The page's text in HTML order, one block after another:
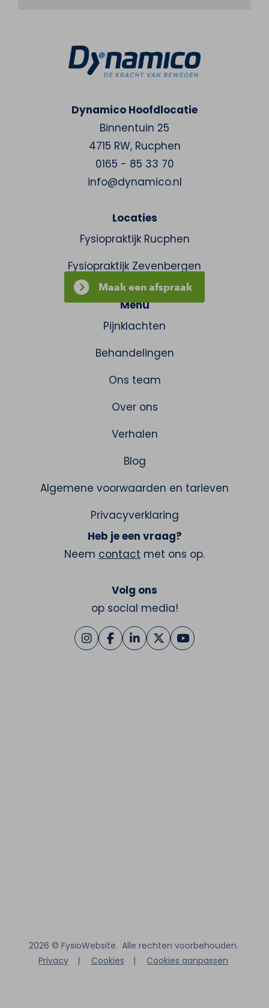
Dynamico Hoofdlocatie
Binnentuin 25
4715 RW, Rucphen
0165 - 85 33 70
info@dynamico.nl
Locaties
Fysiopraktijk Rucphen
Fysiopraktijk Zevenbergen
Maak een afspraak
Menu
Pijnklachten
Behandelingen
Ons team
Over ons
Verhalen
Blog
Algemene voorwaarden en tarieven
Privacyverklaring
Heb je een vraag?
Neem contact met ons op.
Volg ons
op social media!
2026 © FysioWebsite. Alle rechten voorbehouden.
Privacy
| Cookies | Cookies aanpassen